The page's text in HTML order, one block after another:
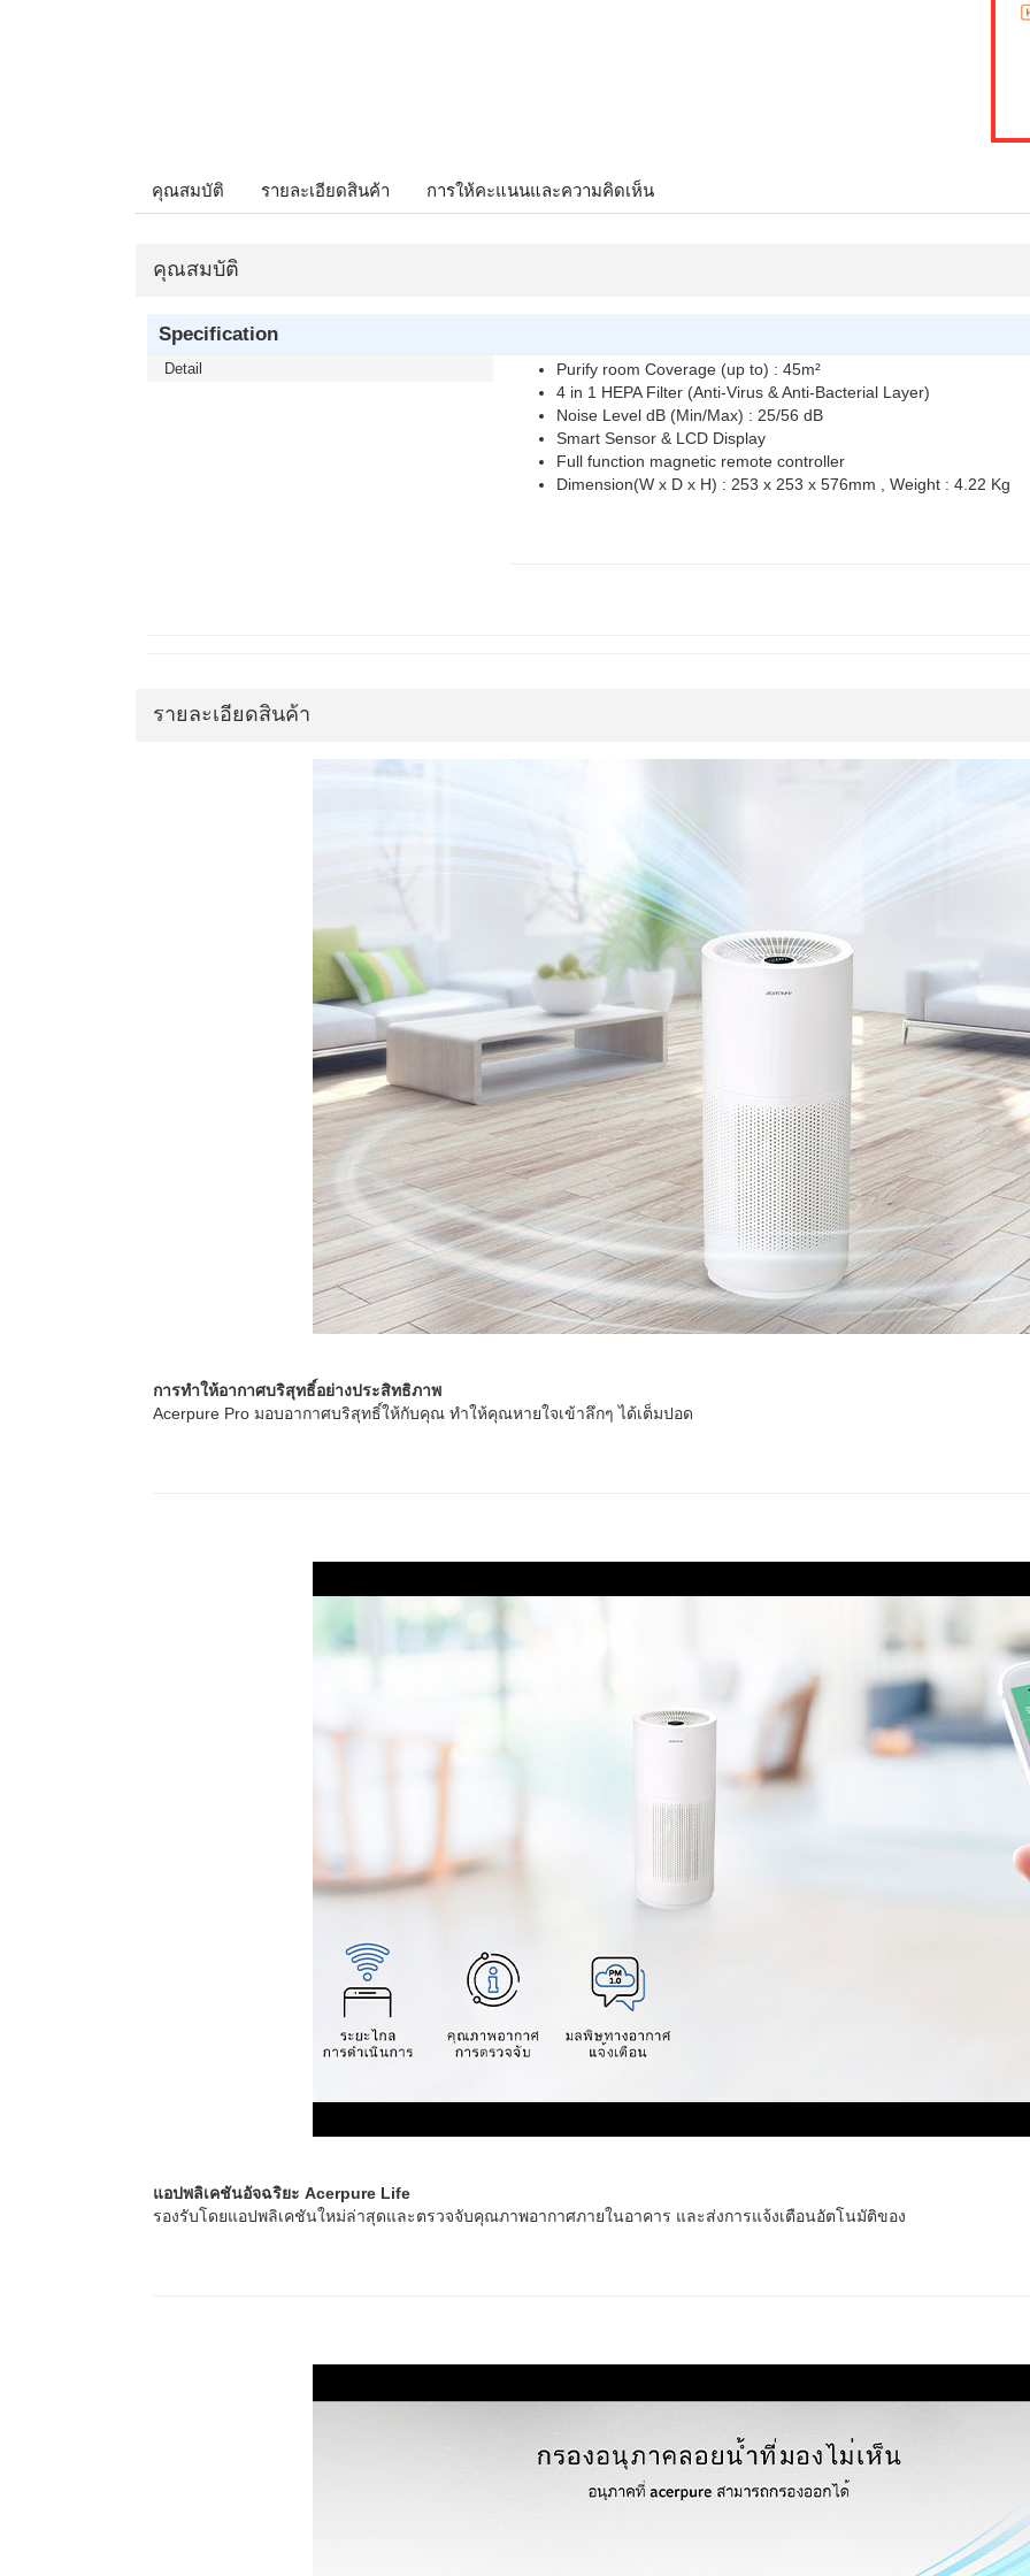
คุณสมบัติ รายละเอียดสินค้า การให้คะแนนและความคิดเห็น
คุณสมบัติ
Specification
Detail
Purify room Coverage (up to) : 45m²
4 in 1 HEPA Filter (Anti-Virus & Anti-Bacterial Layer)
Noise Level dB (Min/Max) : 25/56 dB
Smart Sensor & LCD Display
Full function magnetic remote controller
Dimension(W x D x H) : 253 x 253 x 576mm , Weight : 4.22 Kg
รายละเอียดสินค้า
การทำให้อากาศบริสุทธิ์อย่างประสิทธิภาพ​
Acerpure Pro มอบอากาศบริสุทธิ์ให้กับคุณ ทำให้คุณหายใจเข้าลึกๆ ได้เต็มปอด
แอปพลิเคชันอัจฉริยะ Acerpure Life
รองรับโดยแอปพลิเคชันใหม่ล่าสุดและตรวจจับคุณภาพอากาศภายในอาคาร และส่งการแจ้งเตือนอัตโนมัติของ